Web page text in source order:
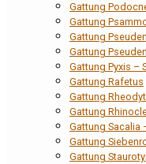
Gattung
Gattung
Gattung
Gattung
Gattung Pyxis –
Gattung Rafetus
Gattung
Gattung
Gattung Sacalia
Gattung
Gattung